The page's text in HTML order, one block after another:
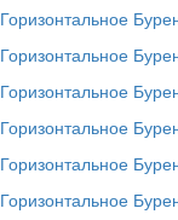
Горизонтальное
Горизонтальное
Горизонтальное
Горизонтальное
Горизонтальное
Горизонтальное